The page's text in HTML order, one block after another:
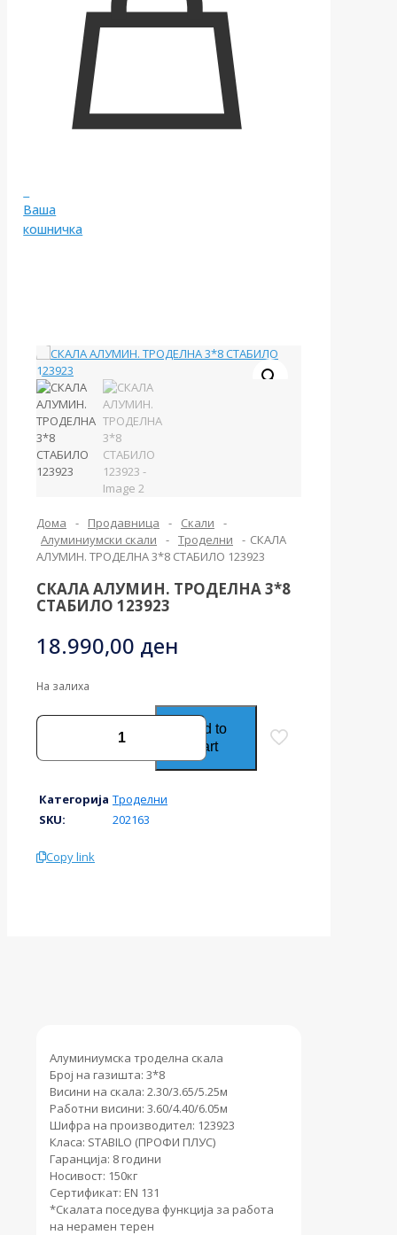
Ваша
кошничка
Дома - Продавница - Скали
-
Алуминиумски скали
- Троделни - СКАЛА
АЛУМИН. ТРОДЕЛНА 3*8 СТАБИЛО 123923
СКАЛА АЛУМИН. ТРОДЕЛНА 3*8
СТАБИЛО 123923
18.990,00 ден
На залиха
СКАЛА
ТРОДЕЛНА
123923
количина
Add to
cart
Категорија Троделни
SKU:
202163
Copy link
Алуминиумска троделна скала
Број на газишта: 3*8
Висини на скала: 2.30/3.65/5.25м
Работни висини: 3.60/4.40/6.05м
Шифра на производител: 123923
Класа: STABILO (ПРОФИ ПЛУС)
Гаранција: 8 години
Носивост: 150кг
Сертификат: EN 131
*Скалата поседува функција за работа
на нерамен терен